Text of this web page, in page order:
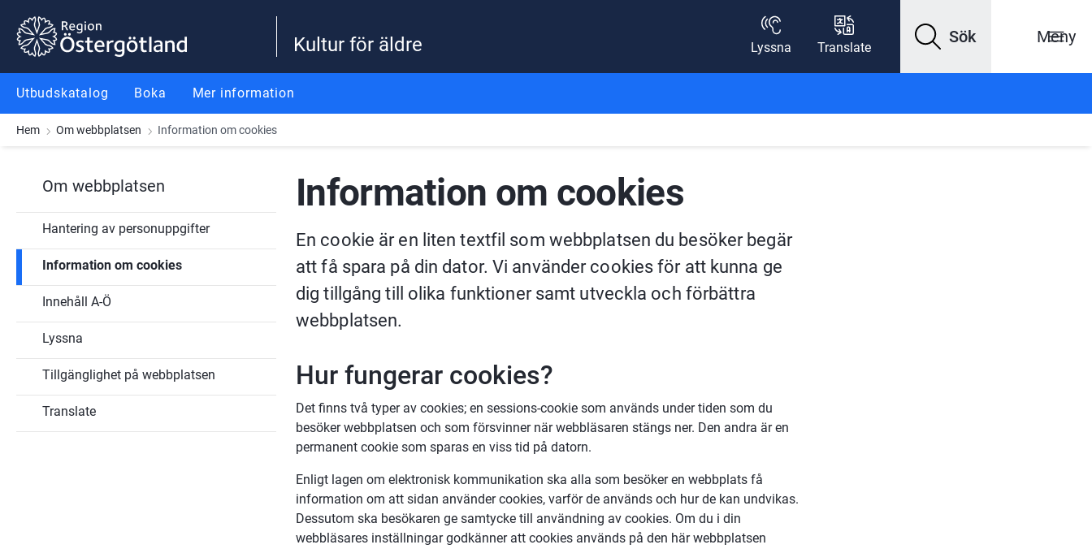
Gå till innehåll
Gå till meny
Gå till sidfot
Kultur för äldre Lyssna Translate
Sök Meny
Utbudskatalog Boka Mer information
Hem Om webbplatsen Information om cookies
Om webbplatsen
Hantering av personuppgifter
Information om cookies
Innehåll A-Ö
Lyssna
Tillgänglighet på webbplatsen
Translate
Information om cookies
En cookie är en liten textfil som webbplatsen du besöker begär
att få spara på din dator. Vi använder cookies för att kunna ge
dig tillgång till olika funktioner samt utveckla och förbättra
webbplatsen.
Hur fungerar cookies?
Det finns två typer av cookies; en sessions-cookie som används under tiden som du
besöker webbplatsen och som försvinner när webbläsaren stängs ner. Den andra är en
permanent cookie som sparas en viss tid på datorn.
Enligt lagen om elektronisk kommunikation ska alla som besöker en webbplats få
information om att sidan använder cookies, varför de används och hur de kan undvikas.
Dessutom ska besökaren ge samtycke till användning av cookies. Om du i din
webbläsares inställningar godkänner att cookies används på den här webbplatsen